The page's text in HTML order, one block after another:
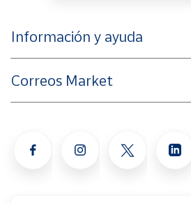
Información y ayuda
Correos Market